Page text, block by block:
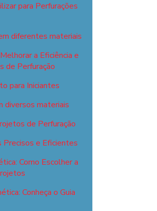
para Perfurações
diferentes materiais
a Eficiência e
de Perfuração
para Iniciantes
diversos materiais
de Perfuração
Precisos e Eficientes
Como Escolher a
Conheça o Guia